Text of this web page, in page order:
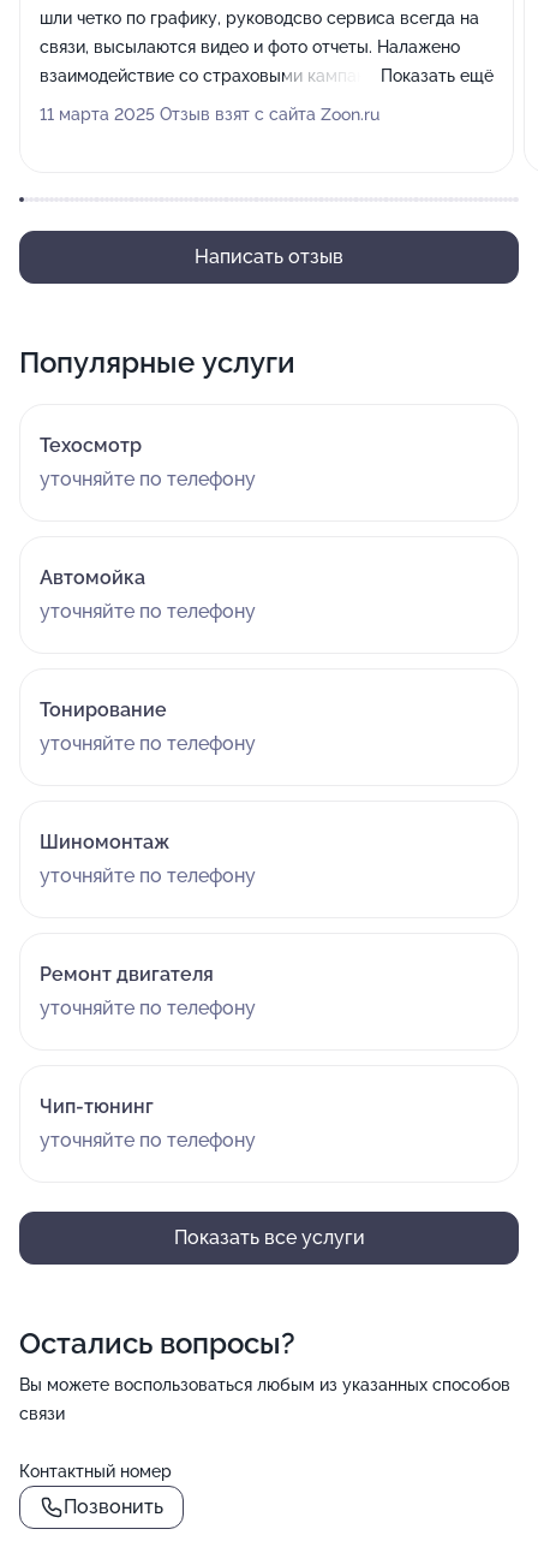
шли четко по графику, руководсво сервиса всегда на
связи, высылаются видео и фото отчеты. Налажено
взаимодействие со страховыми кампаниями. При
возникновении проблем в процессе ремонта, все
предлагаются скидки. Качество работ на высоте.
Показать ещё
11 марта 2025 Отзыв взят с сайта Zoon.ru
Написать отзыв
Популярные услуги
Техосмотр
уточняйте по телефону
Автомойка
уточняйте по телефону
Тонирование
уточняйте по телефону
Шиномонтаж
уточняйте по телефону
Ремонт двигателя
уточняйте по телефону
Чип-тюнинг
уточняйте по телефону
Показать все услуги
Остались вопросы?
Вы можете воспользоваться любым из указанных способов
связи
Контактный номер
Позвонить